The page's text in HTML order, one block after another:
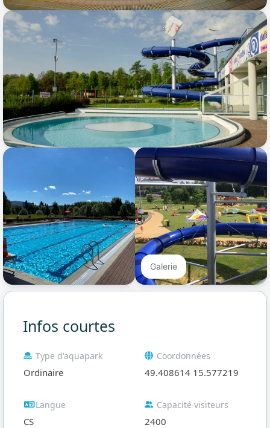
Galerie
Infos courtes
Type d'aquapark
Ordinaire
Coordonnées
49.408614 15.577219
Langue
CS
Capacité visiteurs
2400